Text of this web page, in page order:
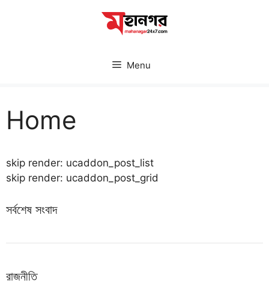
Menu
Home
skip render: ucaddon_post_list
skip render: ucaddon_post_grid
সর্বশেষ সংবাদ
রাজনীতি